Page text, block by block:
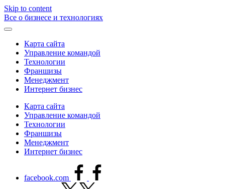
Skip to content
Все о бизнесе и технологиях
Карта сайта
Управление командой
Технологии
Франшизы
Менеджмент
Интернет бизнес
Карта сайта
Управление командой
Технологии
Франшизы
Менеджмент
Интернет бизнес
facebook.com